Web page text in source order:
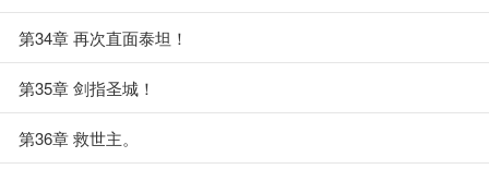
第34章 再次直面泰坦！
第35章 剑指圣城！
第36章 救世主。